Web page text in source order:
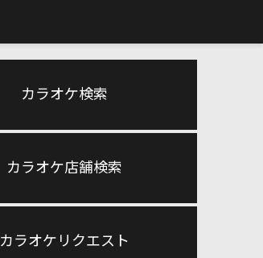
カラオケ検索
カラオケ店舗検索
カラオケリクエスト